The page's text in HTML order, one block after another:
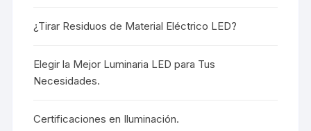
¿Tirar Residuos de Material Eléctrico LED?
Elegir la Mejor Luminaria LED para Tus
Necesidades.
Certificaciones en Iluminación.